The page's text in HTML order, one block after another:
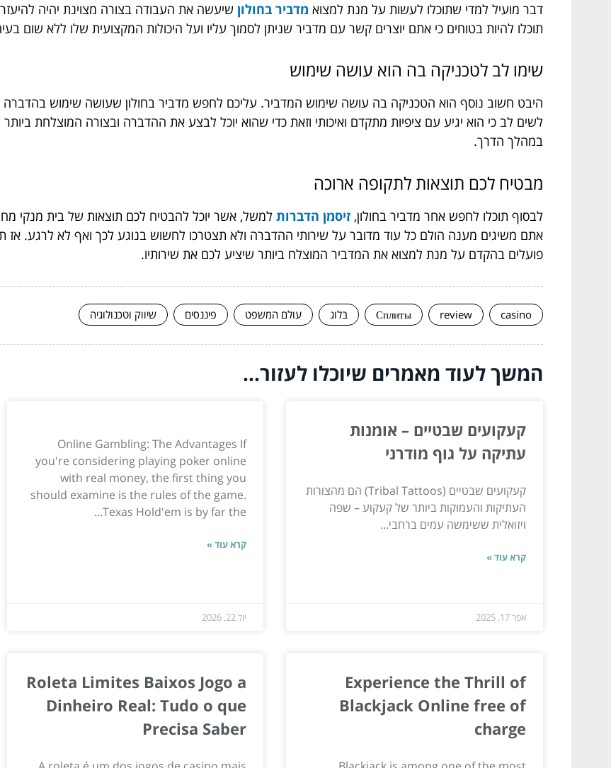
דבר מועיל למדי שתוכלו לעשות על מנת למצוא מדביר בחולון שיעשה את העבודה בצורה מצוינת יהיה
תוכלו להיות בטוחים כי אתם יוצרים קשר עם מדביר שניתן לסמוך עליו ועל היכולות המקצועית שלו ללא שום
שימו לב לטכניקה בה הוא עושה שימוש
היבט חשוב נוסף הוא הטכניקה בה עושה שימוש המדביר. עליכם לחפש מדביר בחולון שעושה שימוש בהדברה
לשים לב כי הוא יגיע עם ציפיות מתקדם ואיכותי וזאת כדי שהוא יוכל לבצע את ההדברה ובצורה המוצלחת
במהלך הדרך.
מבטיח לכם תוצאות לתקופה ארוכה
לבסוף תוכלו לחפש אחר מדביר בחולון, זיסמן הדברות למשל, אשר יוכל להבטיח לכם תוצאות של בית מנקי
אתם משיגים מענה הולם כל עוד מדובר על שירותי ההדברה ולא תצטרכו לחשוש בנוגע לכך ואף לא לרגע. אז
פועלים בהקדם על מנת למצוא את המדביר המוצלח ביותר שיציע לכם את שירותיו.
casino
review
Сплиты בלוג עולם המשפט פיננסים שיווק וטכנולוגיה
המשך לעוד מאמרים שיוכלו לעזור...
קעקועים שבטיים – אומנות
עתיקה על גוף מודרני
קעקועים שבטיים (Tribal Tattoos) הם מהצורות
העתיקות והעמוקות ביותר של קעקוע – שפה
ויזואלית ששימשה עמים ברחבי...
קרא עוד »
אפר 17, 2025
Online Gambling: The Advantages If
you're considering playing poker online
with real money, the first thing you
should examine is the rules of the game.
Texas Hold'em is by far the...
קרא עוד »
יול 22, 2026
Experience the Thrill of
Blackjack Online free of
charge
Roleta Limites Baixos Jogo a
Dinheiro Real: Tudo o que
Precisa Saber